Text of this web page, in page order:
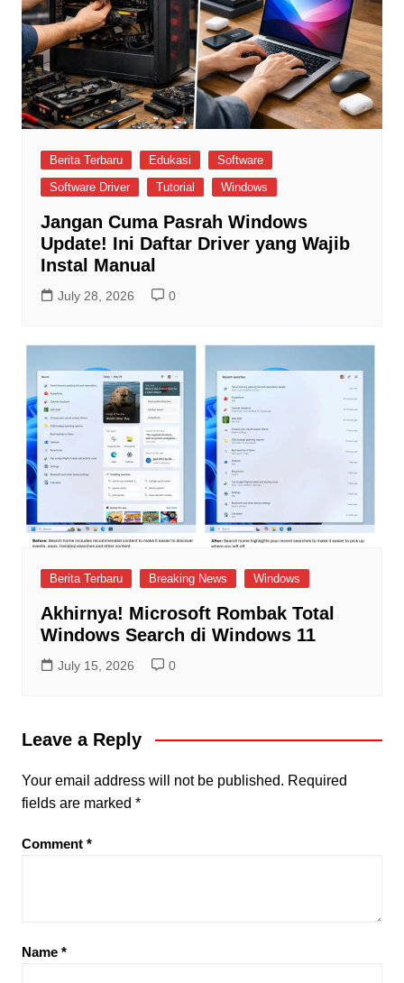
Berita Terbaru Edukasi
Software
Software Driver
Tutorial Windows
Jangan Cuma Pasrah Windows
Update! Ini Daftar Driver yang Wajib
Instal Manual
July 28, 2026 0
Berita Terbaru Breaking News Windows
Akhirnya! Microsoft Rombak Total
Windows Search di Windows 11
July 15, 2026 0
Leave a Reply
Your email address will not be published. Required
fields are marked *
Comment *
Name *